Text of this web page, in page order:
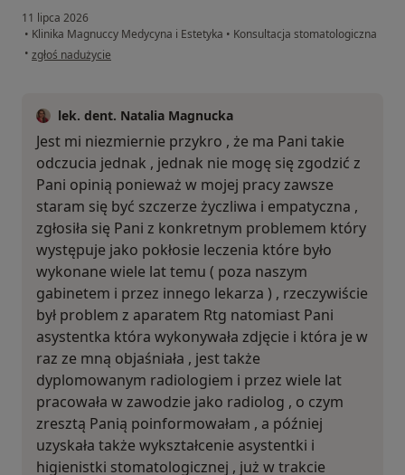
11 lipca 2026
• Klinika Magnuccy Medycyna i Estetyka • Konsultacja stomatologiczna
• w opinii użytkownika E.
zgłoś nadużycie
lek. dent. Natalia Magnucka
Jest mi niezmiernie przykro , że ma Pani takie
odczucia jednak , jednak nie mogę się zgodzić z
Pani opinią ponieważ w mojej pracy zawsze
staram się być szczerze życzliwa i empatyczna ,
zgłosiła się Pani z konkretnym problemem który
występuje jako pokłosie leczenia które było
wykonane wiele lat temu ( poza naszym
gabinetem i przez innego lekarza ) , rzeczywiście
był problem z aparatem Rtg natomiast Pani
asystentka która wykonywała zdjęcie i która je w
raz ze mną objaśniała , jest także
dyplomowanym radiologiem i przez wiele lat
pracowała w zawodzie jako radiolog , o czym
zresztą Panią poinformowałam , a później
uzyskała także wykształcenie asystentki i
higienistki stomatologicznej , już w trakcie